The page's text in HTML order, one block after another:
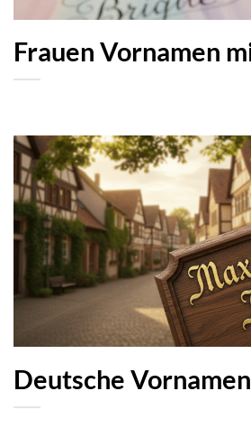
Frauen Vornamen
Deutsche